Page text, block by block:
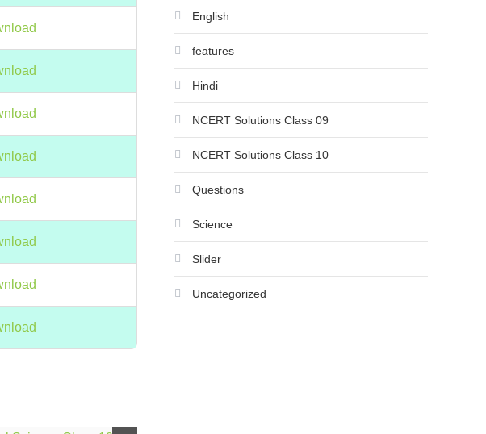
English
features
Hindi
NCERT Solutions Class 09
NCERT Solutions Class 10
Questions
Science
Slider
Uncategorized